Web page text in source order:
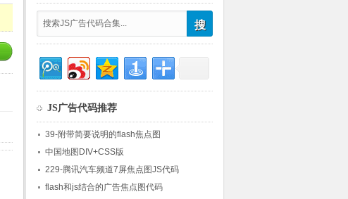
JS广告代码推荐
39-附带简要说明的flash焦点图
中国地图DIV+CSS版
229-腾讯汽车频道7屏焦点图JS代码
flash和js结合的广告焦点图代码